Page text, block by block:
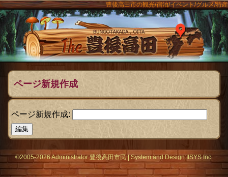
豊後高田市の観光/宿泊/イベント/グルメ/特産
The豊後
ページ新規作成
ページ新規作成:
メニュー
©2005-2026 Administrator:豊後高田市民|Systemand Design:IISYS Inc.